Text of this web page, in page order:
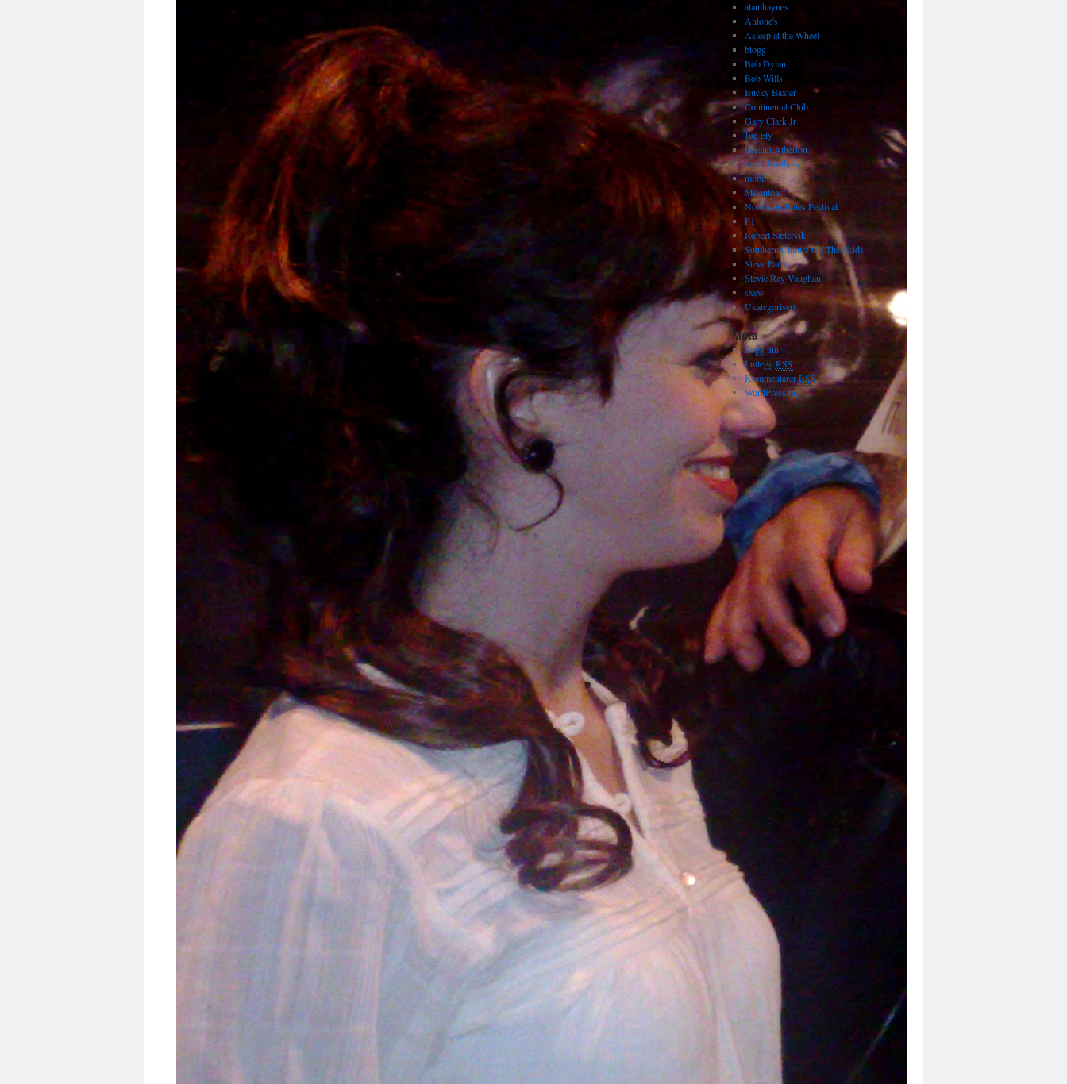
alan haynes
Antone's
Asleep at the Wheel
blogg
Bob Dylan
Bob Wills
Bucky Baxter
Continental Club
Gary Clark Jr
Joe Ely
Leeann Atherton
Leroi Brothers
mobil
Moontoast
Notodden Blues Festival
P1
Robert Sætervik
Southern Culture On The Skids
Steve Earle
Stevie Ray Vaughan
sxsw
Ukategorisert
Meta
Logg inn
InnleggRSS
KommentarerRSS
WordPress.org